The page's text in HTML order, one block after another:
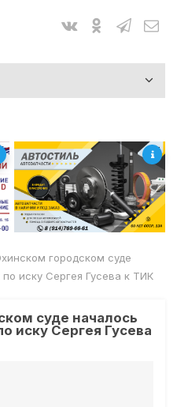
городском суде
иску Сергея Гусева к ТИК
суде началось
иску Сергея Гусева